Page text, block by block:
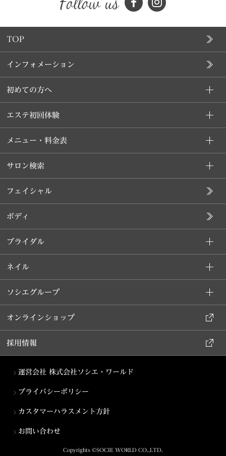
TOP
インフォメーション
初めての方へ
エステ初回体験
メニュー・料金表
サロン検索
フェイシャル
ボディ
ブライダル
ネイル
ソシエグループ
オンラインショップ
採用情報
運営会社 株式会社ソシエ・ワールド
プライバシーポリシー
カスタマーハラスメント方針
お問い合わせ
Copyrights ©SOCIE WORLD CO.,LTD.